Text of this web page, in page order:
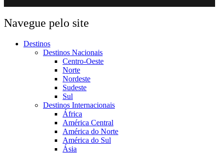
Navegue pelo site
Destinos
Destinos Nacionais
Centro-Oeste
Norte
Nordeste
Sudeste
Sul
Destinos Internacionais
África
América Central
América do Norte
América do Sul
Ásia